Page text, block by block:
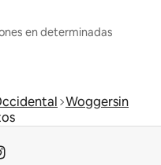
en determinadas
Woggersin